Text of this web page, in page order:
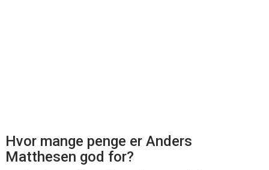
Hvor mange penge er Anders
Matthesen god for?